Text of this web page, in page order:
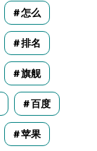
怎么
排名
旗舰
百度
苹果